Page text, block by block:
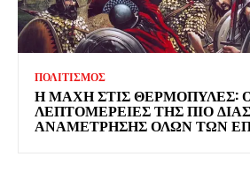
ΠΟΛΙΤΙΣΜΟΣ
Η ΜΑΧΗ ΣΤΙΣ ΘΕΡΜΟΠΥΛΕΣ:
ΛΕΠΤΟΜΕΡΕΙΕΣ ΤΗΣ ΠΙΟ
ΑΝΑΜΕΤΡΗΣΗΣ ΟΛΩΝ ΤΩΝ